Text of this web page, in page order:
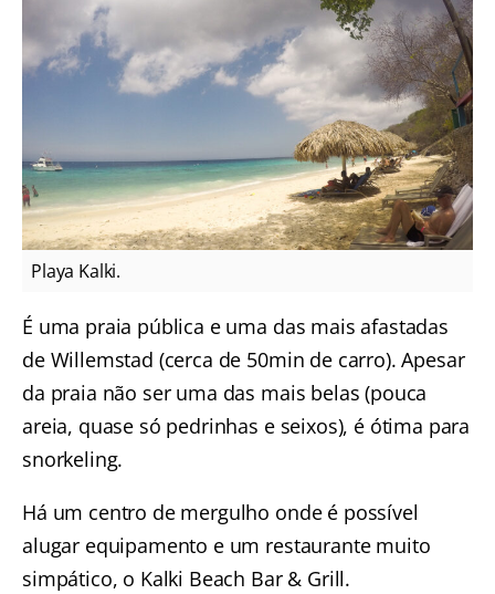
Playa Kalki.
É uma praia pública e uma das mais afastadas
de Willemstad (cerca de 50min de carro). Apesar
da praia não ser uma das mais belas (pouca
areia, quase só pedrinhas e seixos), é ótima para
snorkeling.
Há um centro de mergulho onde é possível
alugar equipamento e um restaurante muito
simpático, o Kalki Beach Bar & Grill.